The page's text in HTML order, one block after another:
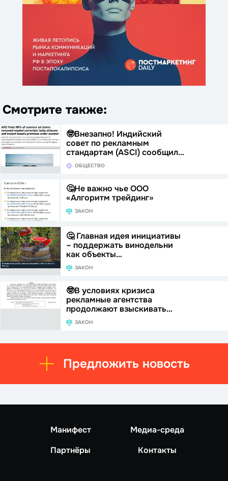
Смотрите также:
🤓Внезапно! Индийский
совет по рекламным
стандартам (ASCI) сообщил…
ОБЩЕСТВО
🤔Не важно чье ООО
«Алгоритм трейдинг»
ЗАКОН
🤔 Главная идея инициативы
– поддержать винодельни
как объекты…
ЗАКОН
🤓В условиях кризиса
рекламные агентства
продолжают взыскивать…
ЗАКОН
Предложить новость
Манифест
Медиа-среда
Партнёры
Контакты